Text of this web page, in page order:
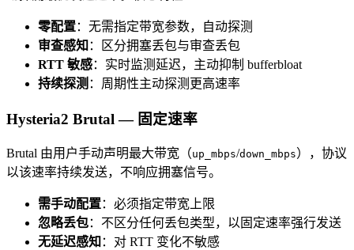
零配置：无需指定带宽参数，自动探测
审查感知 ：区分拥塞丢包与审查丢包
RTT 敏感：实时监测延迟，主动抑制 bufferbloat
持续探测 ：周期性主动探测更高速率
Hysteria2 Brutal — 固定速率
Brutal 由用户手动声明最大带宽（up_mbps/down_mbps），协议
以该速率持续发送，不响应拥塞信号。
需手动配置：必须指定带宽上限
忽略丢包：不区分任何丢包类型，以固定速率强行发送
无延迟感知 ：对 RTT 变化不敏感